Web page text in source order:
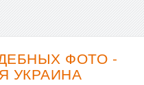
ФОТО -
УКРАИНА